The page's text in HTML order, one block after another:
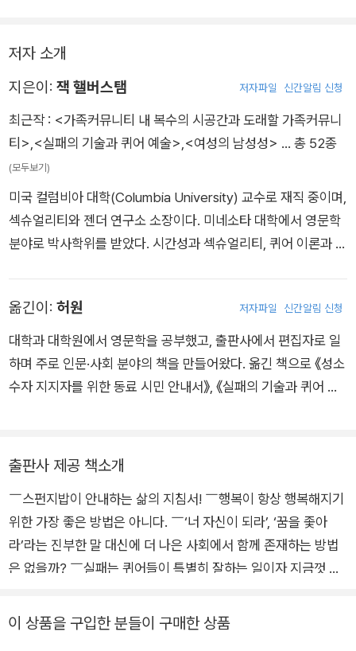
할 수 있는 모든 무기를 활용해 인습이라는 혹독한 작업에 대적한
다.”
저자 소개
지은이: 잭 핼버스탬 저자파일 신간알림 신청
최근작 : <가족커뮤니티 내 복수의 시공간과 도래할 가족커뮤니
티> <실패의 기술과 퀴어 예술> <여성의 남성성> … 총 52종
(모두보기)
미국 컬럼비아 대학(Columbia University) 교수로 재직 중이며,
섹슈얼리티와 젠더 연구소 소장이다. 미네소타 대학에서 영문학
분야로 박사학위를 받았다. 시간성과 섹슈얼리티, 퀴어 이론과 신
구 입문 등 다양한 과목을 가르치고 있다. 문화 연구, 퀴어 이론,
시각 문화, 고딕문학과 공포영화, 대중문화, 페미니즘 이론과 젠
더 연구, 19세기 및 20세기 영문학 및 동시대 미국 문화 등을 중
심으로 연구하고 있다. 최근 저서로 『Trans*: A Quick and Quir
nd the Aesthetics of Collapse』를 집필하고 있다.
옮긴이: 허원 저자파일 신간알림 신청
대학과 대학원에서 영문학을 공부했고, 출판사에서 편집자로 일
하며 주로 인문·사회 분야의 책을 만들어왔다. 옮긴 책으로 《성소
수자 지지자를 위한 동료 시민 안내서》, 《실패의 기술과 퀴어 예
출판사 제공 책소개
￣스펀지밥이 안내하는 삶의 지침서! ￣행복이 항상 행복해지기
위한 가장 좋은 방법은 아니다. ￣‘너 자신이 되라’, ‘꿈을 좇아
라’라는 진부한 말 대신에 더 나은 사회에서 함께 존재하는 방법
은 없을까? ￣실패는 퀴어들이 특별히 잘하는 일이자 지금껏 항
다. 성공은 물질적으로든 사회적으로든 어디에서나 장려되는 가
이 상품을 구입한 분들이 구매한 상품